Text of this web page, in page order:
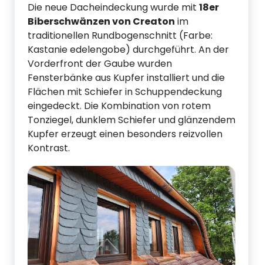
Die neue Dacheindeckung wurde mit 18er
Biberschwänzen von Creaton im
traditionellen Rundbogenschnitt (Farbe:
Kastanie edelengobe) durchgeführt. An der
Vorderfront der Gaube wurden
Fensterbänke aus Kupfer installiert und die
Flächen mit Schiefer in Schuppendeckung
eingedeckt. Die Kombination von rotem
Tonziegel, dunklem Schiefer und glänzendem
Kupfer erzeugt einen besonders reizvollen
Kontrast.